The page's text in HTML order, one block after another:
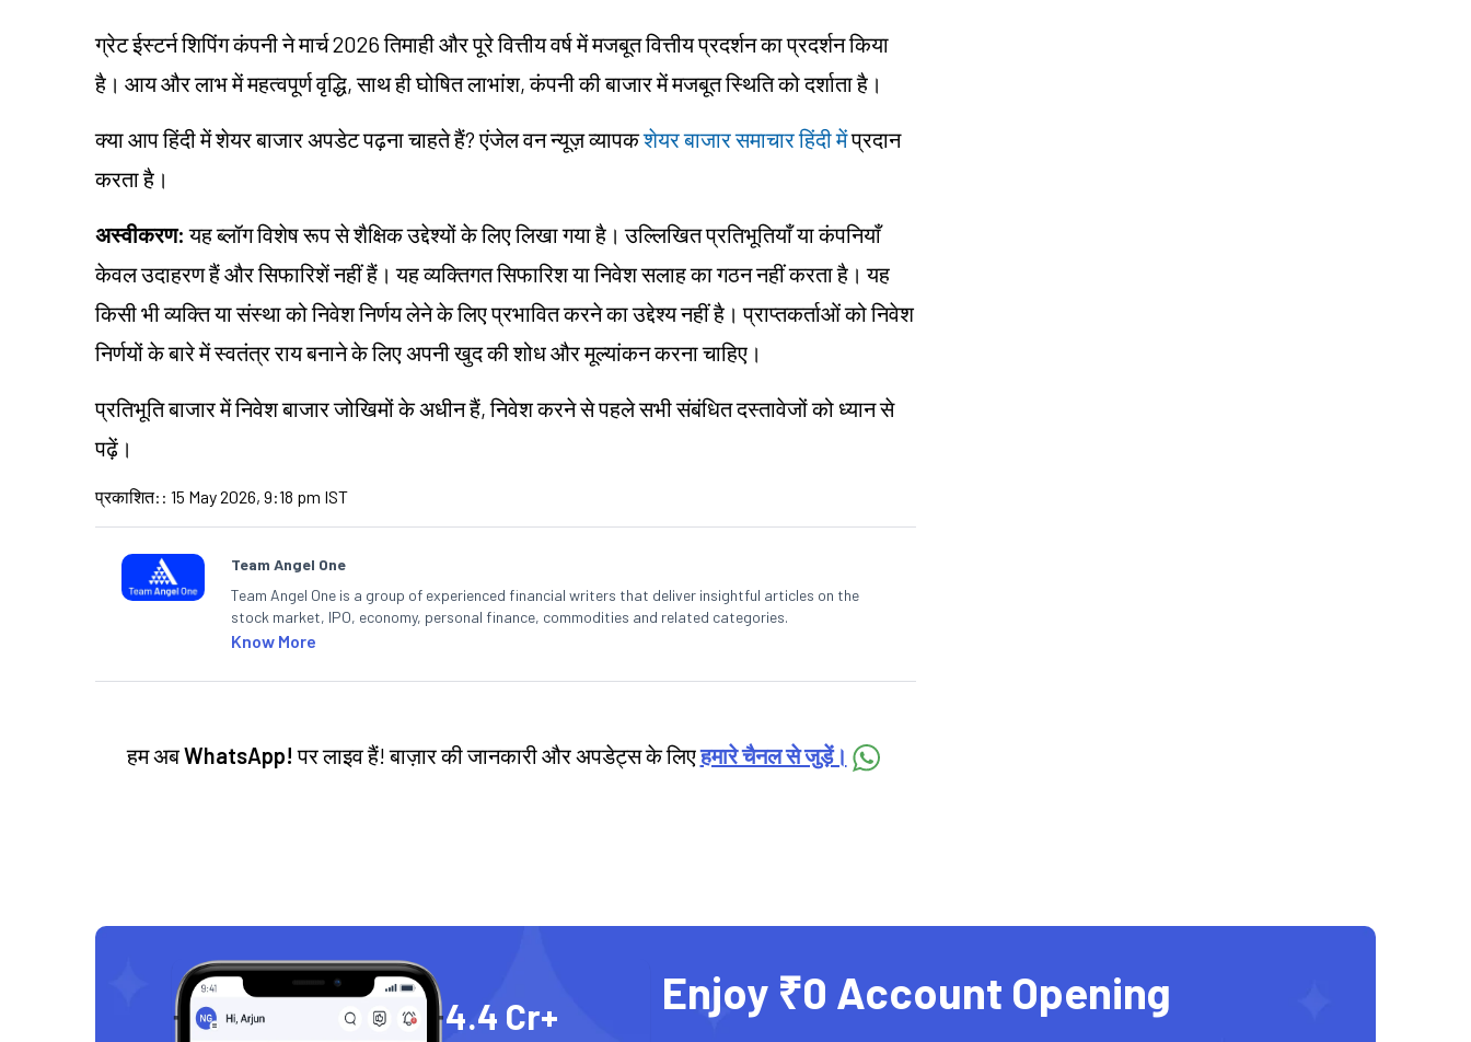
ग्रेट ईस्टर्न शिपिंग कंपनी ने मार्च 2026 तिमाही और पूरे वित्तीय वर्ष में मजबूत वित्तीय प्रदर्शन का प्रदर्शन किया
है। आय और लाभ में महत्वपूर्ण वृद्धि, साथ ही घोषित लाभांश, कंपनी की बाजार में मजबूत स्थिति को दर्शाता है।
क्या आप हिंदी में शेयर बाजार अपडेट पढ़ना चाहते हैं? एंजेल वन न्यूज़ व्यापकशेयर बाजार समाचार हिंदी मेंप्रदान
करता है।
अस्वीकरण: यह ब्लॉग विशेष रूप से शैक्षिक उद्देश्यों के लिए लिखा गया है। उल्लिखित प्रतिभूतियाँ या कंपनियाँ
केवल उदाहरण हैं और सिफारिशें नहीं हैं। यह व्यक्तिगत सिफारिश या निवेश सलाह का गठन नहीं करता है। यह
किसी भी व्यक्ति या संस्था को निवेश निर्णय लेने के लिए प्रभावित करने का उद्देश्य नहीं है। प्राप्तकर्ताओं को निवेश
निर्णयों के बारे में स्वतंत्र राय बनाने के लिए अपनी खुद की शोध और मूल्यांकन करना चाहिए।
प्रतिभूति बाजार में निवेश बाजार जोखिमों के अधीन हैं, निवेश करने से पहले सभी संबंधित दस्तावेजों को ध्यान से
पढ़ें।
प्रकाशित: : 15 May 2026, 9:18 pm IST
Team Angel One
Team Angel One is a group of experienced financial writers that deliver insightful articles on the
stock market, IPO, economy, personal finance, commodities and related categories.
Know More
हम अबWhatsApp! पर लाइव हैं! बाज़ार की जानकारी और अपडेट्स के लिएहमारे चैनल से जुड़ें।
4.4 Cr+
Enjoy ₹0 Account Opening